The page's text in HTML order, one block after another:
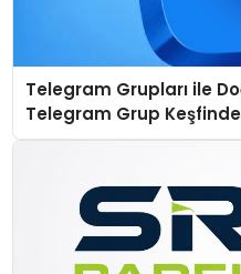
Telegram Grupları ile
Telegram Grup Keşfinde